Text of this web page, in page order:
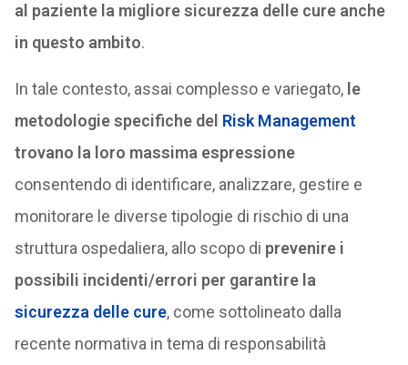
al paziente la migliore sicurezza delle cure anche
in questo ambito.
In tale contesto, assai complesso e variegato, le
metodologie specifiche del Risk Management
trovano la loro massima espressione
consentendo di identificare, analizzare, gestire e
monitorare le diverse tipologie di rischio di una
struttura ospedaliera, allo scopo di prevenire i
possibili incidenti/errori per garantire la
sicurezza delle cure, come sottolineato dalla
recente normativa in tema di responsabilità